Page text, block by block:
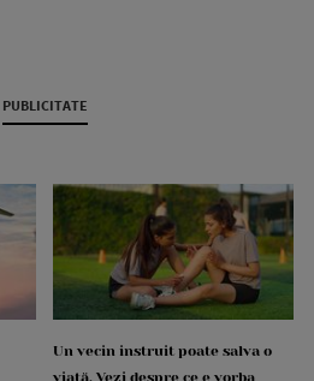
PUBLICITATE
Un vecin instruit poate salva o
viață. Vezi despre ce e vorba